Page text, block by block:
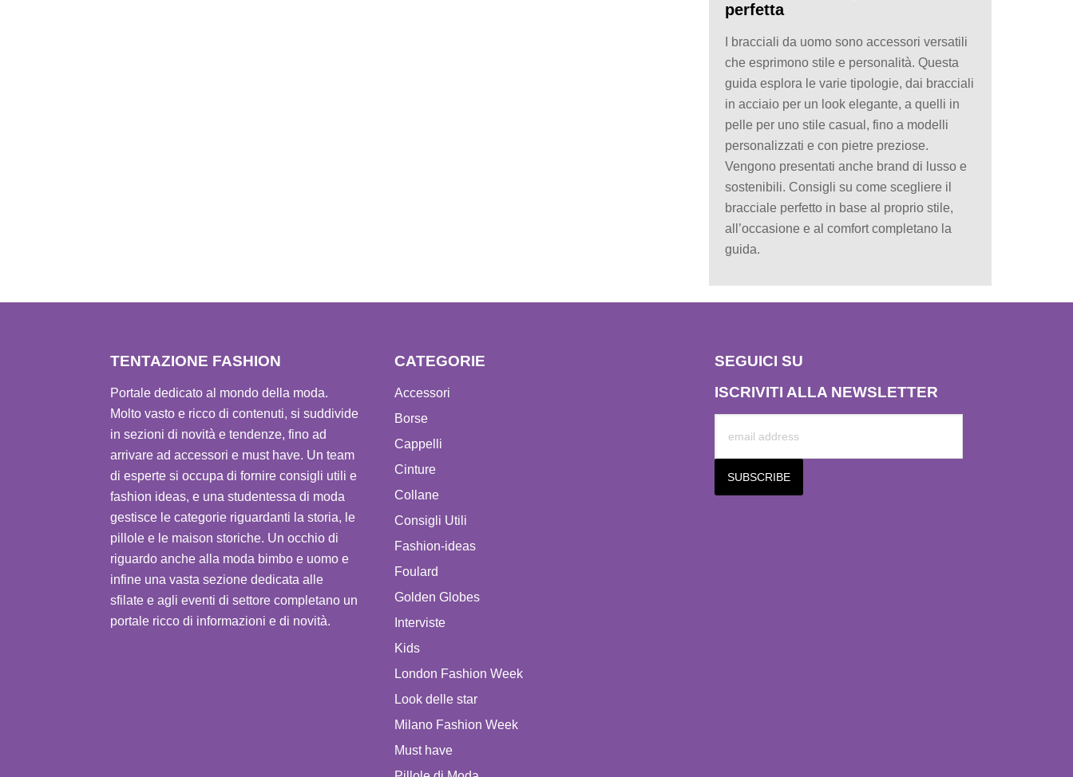
perfetta
I bracciali da uomo sono accessori versatili
che esprimono stile e personalità. Questa
guida esplora le varie tipologie, dai bracciali
in acciaio per un look elegante, a quelli in
pelle per uno stile casual, fino a modelli
personalizzati e con pietre preziose.
Vengono presentati anche brand di lusso e
sostenibili. Consigli su come scegliere il
bracciale perfetto in base al proprio stile,
all’occasione e al comfort completano la
guida.
TENTAZIONE FASHION
Portale dedicato al mondo della moda.
Molto vasto e ricco di contenuti, si suddivide
in sezioni di novità e tendenze, fino ad
arrivare ad accessori e must have. Un team
di esperte si occupa di fornire consigli utili e
fashion ideas, e una studentessa di moda
gestisce le categorie riguardanti la storia, le
pillole e le maison storiche. Un occhio di
riguardo anche alla moda bimbo e uomo e
infine una vasta sezione dedicata alle
sfilate e agli eventi di settore completano un
portale ricco di informazioni e di novità.
CATEGORIE
Accessori
Borse
Cappelli
Cinture
Collane
Consigli Utili
Fashion-ideas
Foulard
Golden Globes
Interviste
Kids
London Fashion Week
Look delle star
Milano Fashion Week
Must have
SEGUICI SU
ISCRIVITI ALLA NEWSLETTER